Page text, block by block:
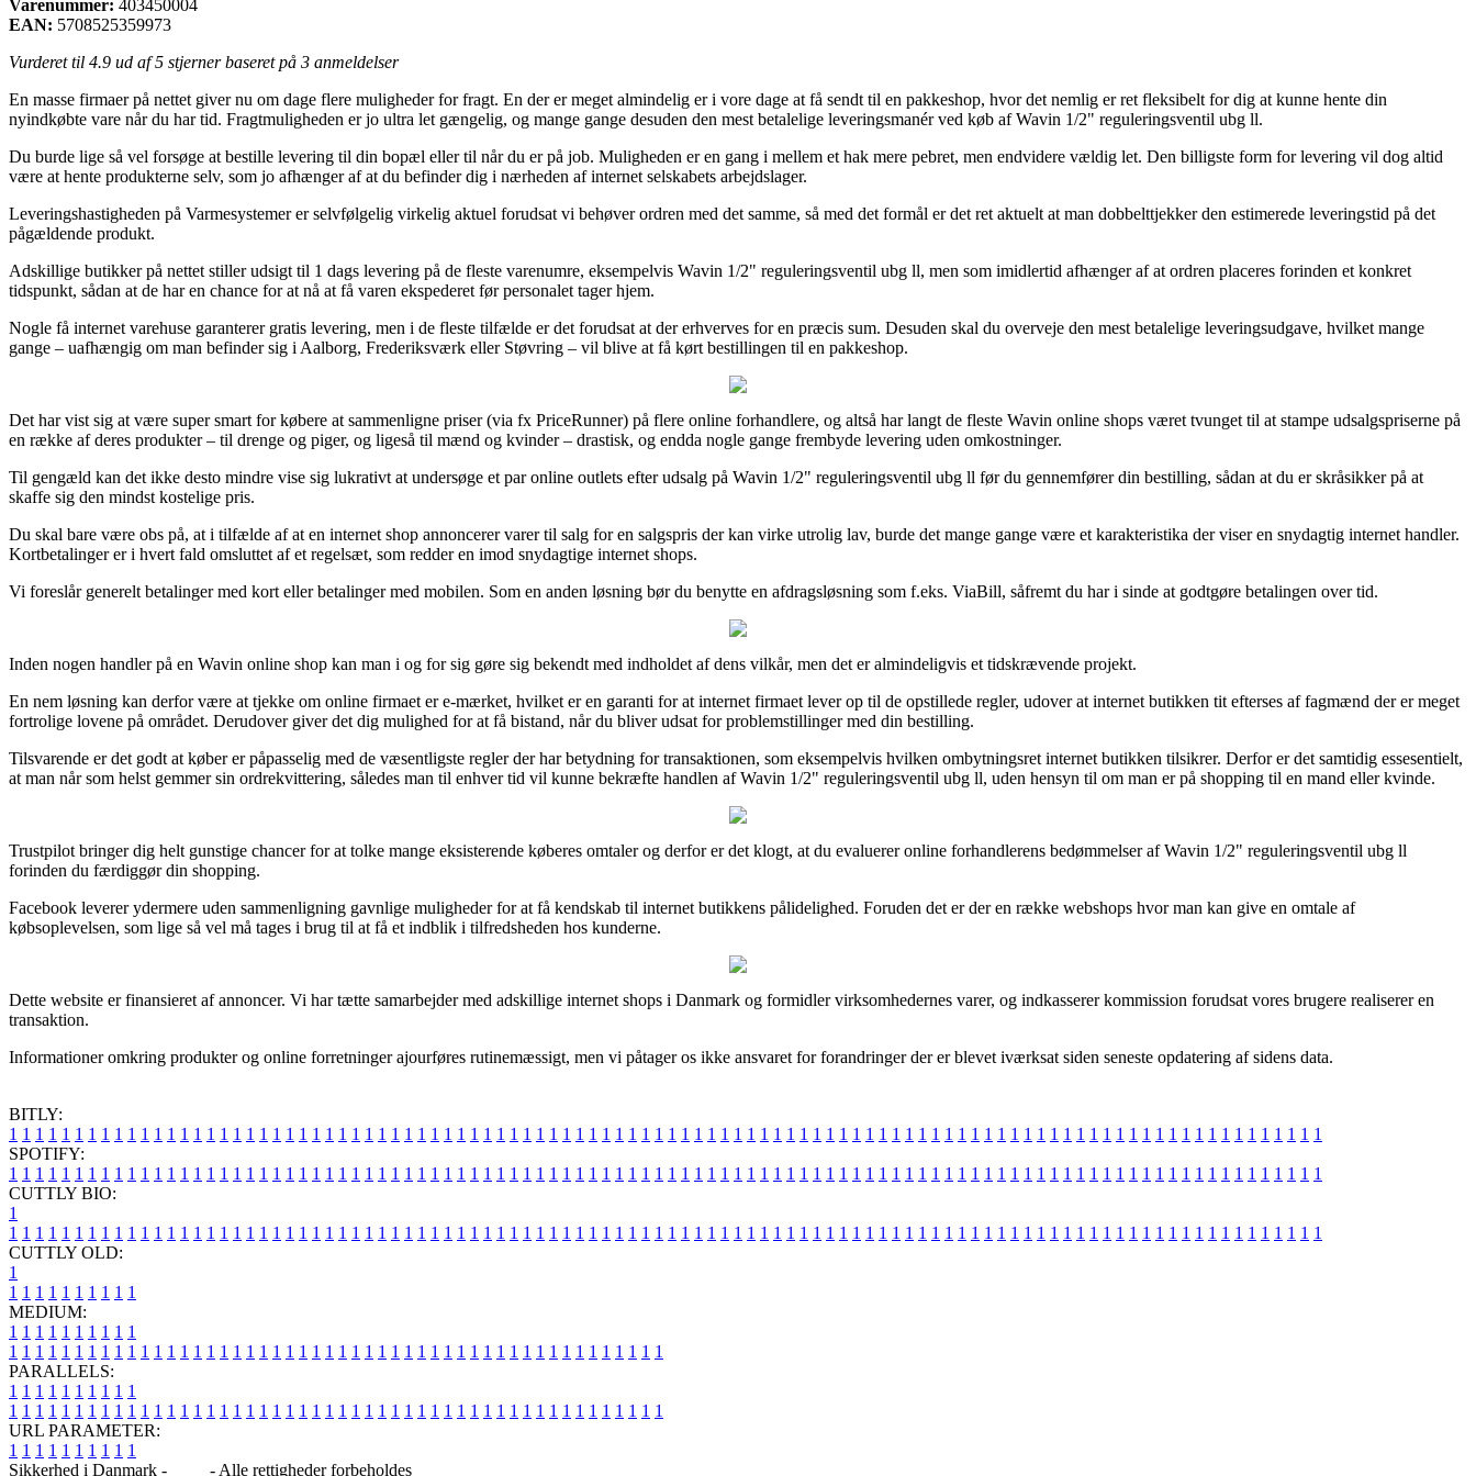
Varenummer: 403450004
EAN: 5708525359973
Vurderet til 4.9 ud af 5 stjerner baseret på 3 anmeldelser
En masse firmaer på nettet giver nu om dage flere muligheder for fragt. En der er meget almindelig er i vore dage at få sendt til en pakkeshop, hvor det nemlig er ret fleksibelt for dig at kunne hente din
nyindkøbte vare når du har tid. Fragtmuligheden er jo ultra let gængelig, og mange gange desuden den mest betalelige leveringsmanér ved køb af Wavin 1/2" reguleringsventil ubg ll.
Du burde lige så vel forsøge at bestille levering til din bopæl eller til når du er på job. Muligheden er en gang i mellem et hak mere pebret, men endvidere vældig let. Den billigste form for levering vil dog altid
være at hente produkterne selv, som jo afhænger af at du befinder dig i nærheden af internet selskabets arbejdslager.
Leveringshastigheden på Varmesystemer er selvfølgelig virkelig aktuel forudsat vi behøver ordren med det samme, så med det formål er det ret aktuelt at man dobbelttjekker den estimerede leveringstid på det
pågældende produkt.
Adskillige butikker på nettet stiller udsigt til 1 dags levering på de fleste varenumre, eksempelvis Wavin 1/2" reguleringsventil ubg ll, men som imidlertid afhænger af at ordren placeres forinden et konkret
tidspunkt, sådan at de har en chance for at nå at få varen ekspederet før personalet tager hjem.
Nogle få internet varehuse garanterer gratis levering, men i de fleste tilfælde er det forudsat at der erhverves for en præcis sum. Desuden skal du overveje den mest betalelige leveringsudgave, hvilket mange
gange – uafhængig om man befinder sig i Aalborg, Frederiksværk eller Støvring – vil blive at få kørt bestillingen til en pakkeshop.
Det har vist sig at være super smart for købere at sammenligne priser (via fx PriceRunner) på flere online forhandlere, og altså har langt de fleste Wavin online shops været tvunget til at stampe udsalgspriserne på
en række af deres produkter – til drenge og piger, og ligeså til mænd og kvinder – drastisk, og endda nogle gange frembyde levering uden omkostninger.
Til gengæld kan det ikke desto mindre vise sig lukrativt at undersøge et par online outlets efter udsalg på Wavin 1/2" reguleringsventil ubg ll før du gennemfører din bestilling, sådan at du er skråsikker på at
skaffe sig den mindst kostelige pris.
Du skal bare være obs på, at i tilfælde af at en internet shop annoncerer varer til salg for en salgspris der kan virke utrolig lav, burde det mange gange være et karakteristika der viser en snydagtig internet handler.
Kortbetalinger er i hvert fald omsluttet af et regelsæt, som redder en imod snydagtige internet shops.
Vi foreslår generelt betalinger med kort eller betalinger med mobilen. Som en anden løsning bør du benytte en afdragsløsning som f.eks. ViaBill, såfremt du har i sinde at godtgøre betalingen over tid.
Inden nogen handler på en Wavin online shop kan man i og for sig gøre sig bekendt med indholdet af dens vilkår, men det er almindeligvis et tidskrævende projekt.
En nem løsning kan derfor være at tjekke om online firmaet er e-mærket, hvilket er en garanti for at internet firmaet lever op til de opstillede regler, udover at internet butikken tit efterses af fagmænd der er meget
fortrolige lovene på området. Derudover giver det dig mulighed for at få bistand, når du bliver udsat for problemstillinger med din bestilling.
Tilsvarende er det godt at køber er påpasselig med de væsentligste regler der har betydning for transaktionen, som eksempelvis hvilken ombytningsret internet butikken tilsikrer. Derfor er det samtidig essesentielt,
at man når som helst gemmer sin ordrekvittering, således man til enhver tid vil kunne bekræfte handlen af Wavin 1/2" reguleringsventil ubg ll, uden hensyn til om man er på shopping til en mand eller kvinde.
Trustpilot bringer dig helt gunstige chancer for at tolke mange eksisterende køberes omtaler og derfor er det klogt, at du evaluerer online forhandlerens bedømmelser af Wavin 1/2" reguleringsventil ubg ll
forinden du færdiggør din shopping.
Facebook leverer ydermere uden sammenligning gavnlige muligheder for at få kendskab til internet butikkens pålidelighed. Foruden det er der en række webshops hvor man kan give en omtale af
købsoplevelsen, som lige så vel må tages i brug til at få et indblik i tilfredsheden hos kunderne.
Dette website er finansieret af annoncer. Vi har tætte samarbejder med adskillige internet shops i Danmark og formidler virksomhedernes varer, og indkasserer kommission forudsat vores brugere realiserer en
transaktion.
Informationer omkring produkter og online forretninger ajourføres rutinemæssigt, men vi påtager os ikke ansvaret for forandringer der er blevet iværksat siden seneste opdatering af sidens data.
BITLY:
1 1 1 1 1 1 1 1 1 1 1 1 1 1 1 1 1 1 1 1 1 1 1 1 1 1 1 1 1 1 1 1 1 1 1 1 1 1 1 1 1 1 1 1 1 1 1 1 1 1 1 1 1 1 1 1 1 1 1 1 1 1 1 1 1 1 1 1 1 1 1 1 1 1 1 1 1 1 1 1 1 1 1 1 1 1 1 1 1 1 1 1 1 1 1 1 1 1 1 1
SPOTIFY:
1 1 1 1 1 1 1 1 1 1 1 1 1 1 1 1 1 1 1 1 1 1 1 1 1 1 1 1 1 1 1 1 1 1 1 1 1 1 1 1 1 1 1 1 1 1 1 1 1 1 1 1 1 1 1 1 1 1 1 1 1 1 1 1 1 1 1 1 1 1 1 1 1 1 1 1 1 1 1 1 1 1 1 1 1 1 1 1 1 1 1 1 1 1 1 1 1 1 1 1
CUTTLY BIO:
1
1 1 1 1 1 1 1 1 1 1 1 1 1 1 1 1 1 1 1 1 1 1 1 1 1 1 1 1 1 1 1 1 1 1 1 1 1 1 1 1 1 1 1 1 1 1 1 1 1 1 1 1 1 1 1 1 1 1 1 1 1 1 1 1 1 1 1 1 1 1 1 1 1 1 1 1 1 1 1 1 1 1 1 1 1 1 1 1 1 1 1 1 1 1 1 1 1 1 1 1
CUTTLY OLD:
1
1 1 1 1 1 1 1 1 1 1
MEDIUM:
1 1 1 1 1 1 1 1 1 1
1 1 1 1 1 1 1 1 1 1 1 1 1 1 1 1 1 1 1 1 1 1 1 1 1 1 1 1 1 1 1 1 1 1 1 1 1 1 1 1 1 1 1 1 1 1 1 1 1 1
PARALLELS:
1 1 1 1 1 1 1 1 1 1
1 1 1 1 1 1 1 1 1 1 1 1 1 1 1 1 1 1 1 1 1 1 1 1 1 1 1 1 1 1 1 1 1 1 1 1 1 1 1 1 1 1 1 1 1 1 1 1 1 1
URL PARAMETER:
1 1 1 1 1 1 1 1 1 1
Sikkerhed i Danmark -
- Alle rettigheder forbeholdes